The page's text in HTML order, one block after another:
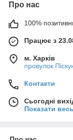
Про нас
100%
Працює з
м. Харків
провулок
Контакти
Сьогодні
Показати